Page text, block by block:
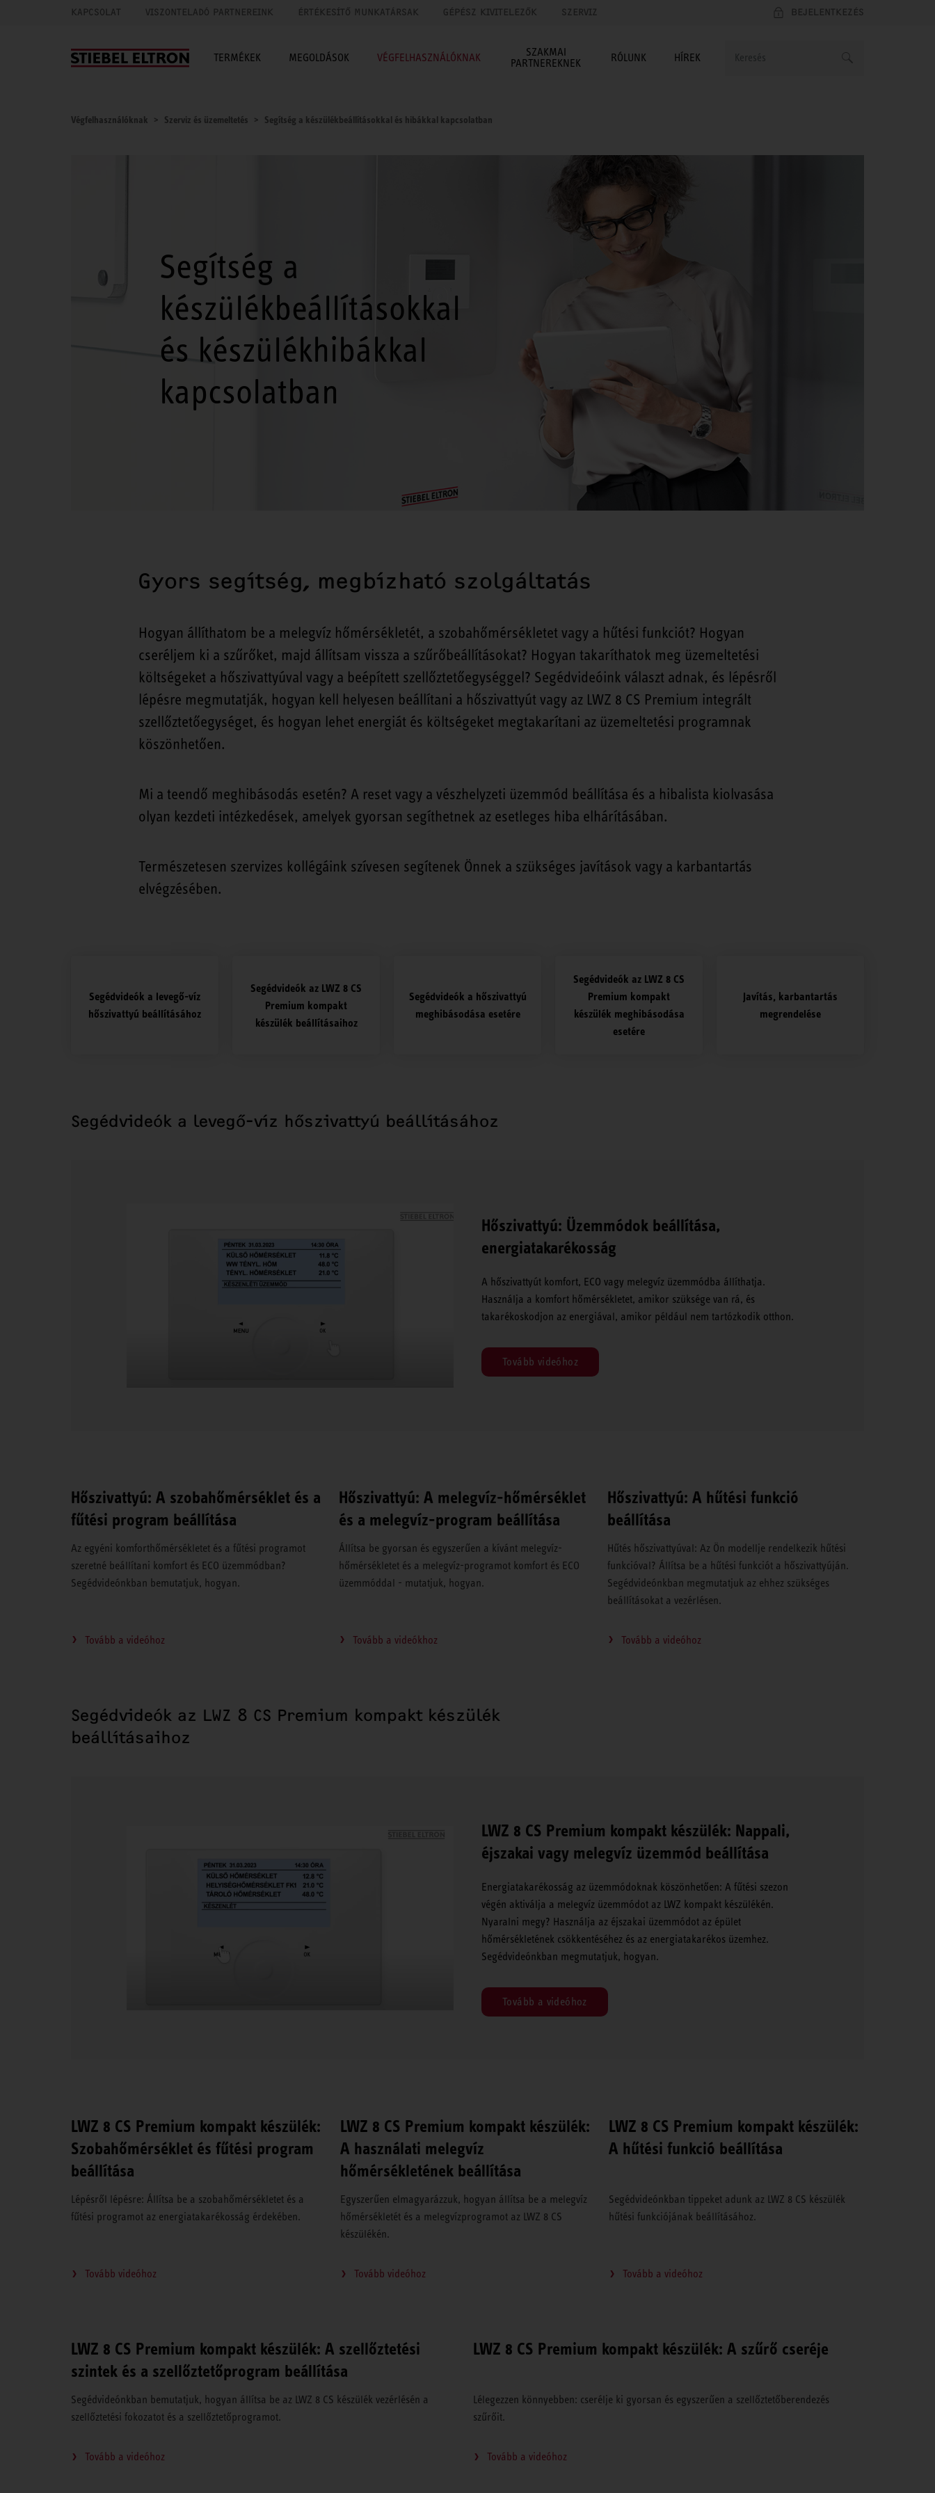
KAPCSOLAT VISZONTELADÓ PARTNEREINK ÉRTÉKESÍTŐ MUNKATÁRSAK GÉPÉSZ KIVITELEZŐK SZERVIZ BEJELENTKEZÉS
TERMÉKEK MEGOLDÁSOK VÉGFELHASZNÁLÓKNAK
SZAKMAI
PARTNEREKNEK
RÓLUNK HÍREK
Végfelhasználóknak Szerviz és üzemeltetés Segítség a készülékbeállításokkal és hibákkal kapcsolatban
Segítség a
készülékbeállításokkal
és készülékhibákkal
kapcsolatban
Gyors segítség, megbízható szolgáltatás
Hogyan állíthatom be a melegvíz hőmérsékletét, a szobahőmérsékletet vagy a hűtési funkciót? Hogyan
cseréljem ki a szűrőket, majd állítsam vissza a szűrőbeállításokat? Hogyan takaríthatok meg üzemeltetési
költségeket a hőszivattyúval vagy a beépített szellőztetőegységgel? Segédvideóink választ adnak, és lépésről
lépésre megmutatják, hogyan kell helyesen beállítani a hőszivattyút vagy az LWZ 8 CS Premium integrált
szellőztetőegységet, és hogyan lehet energiát és költségeket megtakarítani az üzemeltetési programnak
köszönhetően.
Mi a teendő meghibásodás esetén? A reset vagy a vészhelyzeti üzemmód beállítása és a hibalista kiolvasása
olyan kezdeti intézkedések, amelyek gyorsan segíthetnek az esetleges hiba elhárításában.
Természetesen szervizes kollégáink szívesen segítenek Önnek a szükséges javítások vagy a karbantartás
elvégzésében.
Segédvideók a levegő-víz
hőszivattyú beállításához
Segédvideók az LWZ 8 CS
Premium kompakt
készülék beállításaihoz
Segédvideók a hőszivattyú
meghibásodása esetére
Segédvideók az LWZ 8 CS
Premium kompakt
készülék meghibásodása
esetére
Javítás, karbantartás
megrendelése
Segédvideók a levegő-víz hőszivattyú beállításához
Hőszivattyú: Üzemmódok beállítása,
energiatakarékosság
A hőszivattyút komfort, ECO vagy melegvíz üzemmódba állíthatja.
Használja a komfort hőmérsékletet, amikor szüksége van rá, és
takarékoskodjon az energiával, amikor például nem tartózkodik otthon.
Tovább videóhoz
Hőszivattyú: A szobahőmérséklet és a
fűtési program beállítása
Az egyéni komforthőmérsékletet és a fűtési programot
szeretné beállítani komfort és ECO üzemmódban?
Segédvideónkban bemutatjuk, hogyan.
Tovább a videóhoz
Hőszivattyú: A melegvíz-hőmérséklet
és a melegvíz-program beállítása
Állítsa be gyorsan és egyszerűen a kívánt melegvíz-
hőmérsékletet és a melegvíz-programot komfort és ECO
üzemmóddal - mutatjuk, hogyan.
Tovább a videókhoz
Hőszivattyú: A hűtési funkció
beállítása
Hűtés hőszivattyúval: Az Ön modellje rendelkezik hűtési
funkcióval? Állítsa be a hűtési funkciót a hőszivattyúján.
Segédvideónkban megmutatjuk az ehhez szükséges
beállításokat a vezérlésen.
Tovább a videóhoz
Segédvideók az LWZ 8 CS Premium kompakt készülék
beállításaihoz
LWZ 8 CS Premium kompakt készülék: Nappali,
éjszakai vagy melegvíz üzemmód beállítása
Energiatakarékosság az üzemmódoknak köszönhetően: A fűtési szezon
végén aktiválja a melegvíz üzemmódot az LWZ kompakt készülékén.
Nyaralni megy? Használja az éjszakai üzemmódot az épület
hőmérsékletének csökkentéséhez és az energiatakarékos üzemhez.
Segédvideónkban megmutatjuk, hogyan.
Tovább a videóhoz
LWZ 8 CS Premium kompakt készülék:
Szobahőmérséklet és fűtési program
beállítása
Lépésről lépésre: Állítsa be a szobahőmérsékletet és a
fűtési programot az energiatakarékosság érdekében.
Tovább videóhoz
LWZ 8 CS Premium kompakt készülék:
A használati melegvíz
hőmérsékletének beállítása
Egyszerűen elmagyarázzuk, hogyan állítsa be a melegvíz
hőmérsékletét és a melegvízprogramot az LWZ 8 CS
készülékén.
Tovább videóhoz
LWZ 8 CS Premium kompakt készülék:
A hűtési funkció beállítása
Segédvideónkban tippeket adunk az LWZ 8 CS készülék
hűtési funkciójának beállításához.
Tovább a videóhoz
LWZ 8 CS Premium kompakt készülék: A szellőztetési
szintek és a szellőztetőprogram beállítása
Segédvideónkban bemutatjuk, hogyan állítsa be az LWZ 8 CS készülék vezérlésén a
szellőztetési fokozatot és a szellőztetőprogramot.
Tovább a videóhoz
LWZ 8 CS Premium kompakt készülék: A szűrő cseréje
Lélegezzen könnyebben: cserélje ki gyorsan és egyszerűen a szellőztetőberendezés
szűrőit.
Tovább a videóhoz